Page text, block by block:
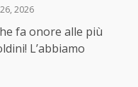
2026
fa onore alle più
L’abbiamo